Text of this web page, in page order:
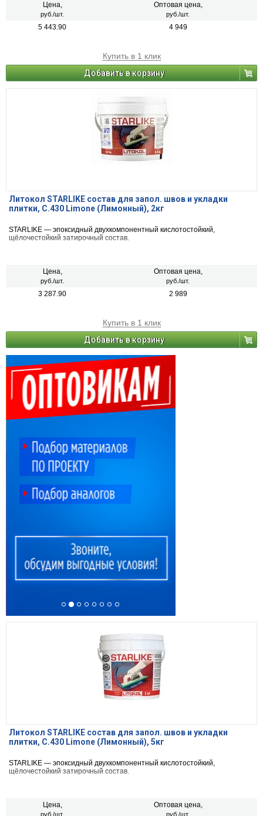
Цена,
руб./шт.
Оптовая цена,
руб./шт.
5 443.90 4 949
Купить в 1 клик
Добавить в корзину
Литокол STARLIKE состав для запол. швов и укладки
плитки, С.430 Limone (Лимонный), 2кг
STARLIKE — эпоксидный двухкомпонентный кислотостойкий,
щёлочестойкий затирочный состав.
Цена,
руб./шт.
Оптовая цена,
руб./шт.
3 287.90 2 989
Купить в 1 клик
Добавить в корзину
Литокол STARLIKE состав для запол. швов и укладки
плитки, С.430 Limone (Лимонный), 5кг
STARLIKE — эпоксидный двухкомпонентный кислотостойкий,
щёлочестойкий затирочный состав.
Цена,
руб./шт.
Оптовая цена,
руб./шт.